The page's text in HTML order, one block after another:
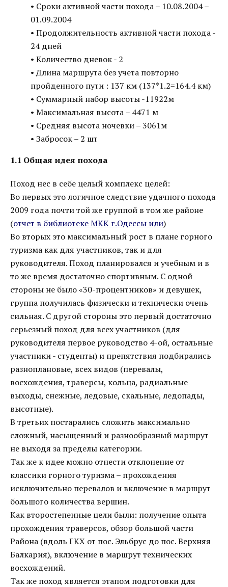
• Сроки активной части похода – 10.08.2004 –
01.09.2004
• Продолжительность активной части похода -
24 дней
• Количество дневок - 2
• Длина маршрута без учета повторно
пройденного пути : 137 км (137*1.2=164.4 км)
• Суммарный набор высоты -11922м
• Максимальная высота – 4471 м
• Средняя высота ночевки – 3061м
• Забросок – 2 шт
1.1 Общая идея похода
Поход нес в себе целый комплекс целей:
Во первых это логичное следствие удачного похода
2009 года почти той же группой в том же районе
(отчет в библиотеке МКК г.Одессы или)
Во вторых это максимальный рост в плане горного
туризма как для участников, так и для
руководителя. Поход планировался и учебным и в
то же время достаточно спортивным. С одной
стороны не было «30-процентников» и девушек,
группа получилась физически и технически очень
сильная. С другой стороны это первый достаточно
серьезный поход для всех участников (для
руководителя первое руководство 4-ой, остальные
участники - студенты) и препятствия подбирались
разноплановые, всех видов (перевалы,
восхождения, траверсы, кольца, радиальные
выходы, снежные, ледовые, скальные, ледопады,
высотные).
В третьих постарались сложить максимально
сложный, насыщенный и разнообразный маршрут
не выходя за пределы категории.
Так же к идее можно отнести отклонение от
классики горного туризма – прохождения
исключительно перевалов и включение в маршрут
большого количества вершин.
Как второстепенные цели были: получение опыта
прохождения траверсов, обзор большой части
Района (вдоль ГКХ от пос. Эльбрус до пос. Верхняя
Балкария), включение в маршрут технических
восхождений.
Так же поход является этапом подготовки для